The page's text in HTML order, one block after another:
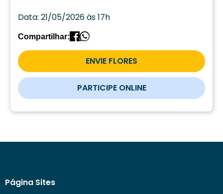
Data: 21/05/2026 às 17h
Compartilhar:
ENVIE FLORES
PARTICIPE ONLINE
Página Sites